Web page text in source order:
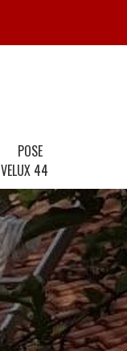
POSE
VELUX 44